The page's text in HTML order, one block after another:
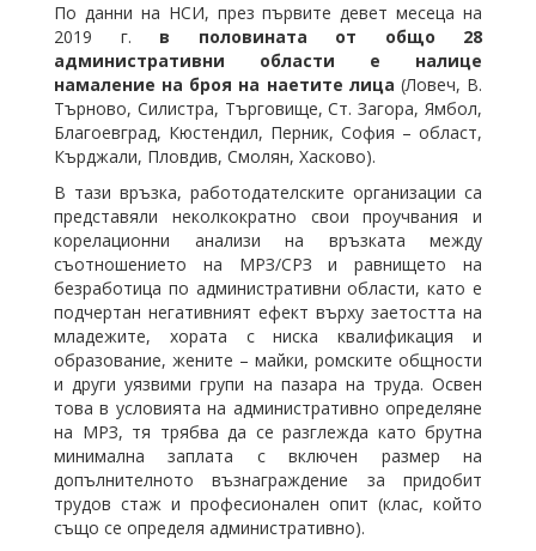
По данни на НСИ, през първите девет месеца на
2019 г. в половината от общо 28
административни области е налице
намаление на броя на наетите лица (Ловеч, В.
Търново, Силистра, Търговище, Ст. Загора, Ямбол,
Благоевград, Кюстендил, Перник, София – област,
Кърджали, Пловдив, Смолян, Хасково).
В тази връзка, работодателските организации са
представяли неколкократно свои проучвания и
корелационни анализи на връзката между
съотношението на МРЗ/СРЗ и равнището на
безработица по административни области, като е
подчертан негативният ефект върху заетостта на
младежите, хората с ниска квалификация и
образование, жените – майки, ромските общности
и други уязвими групи на пазара на труда. Освен
това в условията на административно определяне
на МРЗ, тя трябва да се разглежда като брутна
минимална заплата с включен размер на
допълнителното възнаграждение за придобит
трудов стаж и професионален опит (клас, който
също се определя административно).